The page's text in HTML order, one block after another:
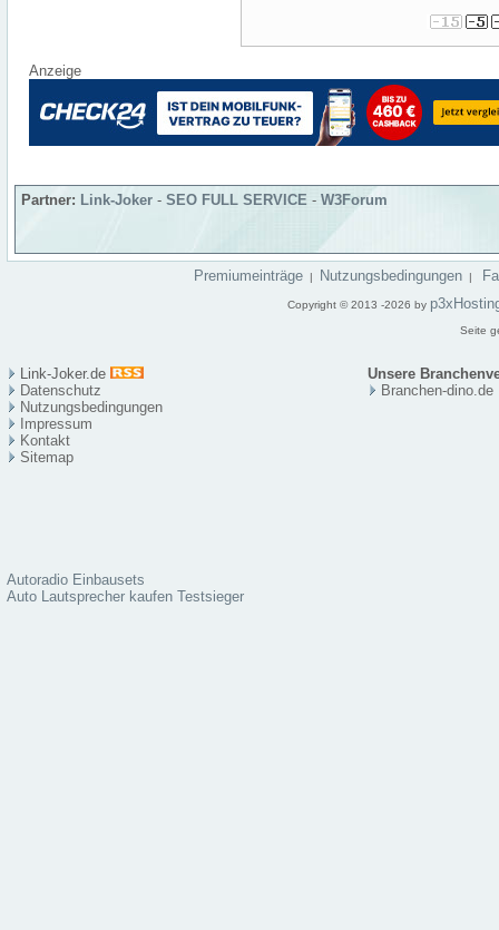
Anzeige
Partner: Link-Joker - SEO FULL SERVICE - W3Forum
Premiumeinträge | Nutzungsbedingungen |
Copyright © 2013 -2026 by
Seite
Link-Joker.de
Unsere
Datenschutz
Nutzungsbedingungen
Impressum
Kontakt
Sitemap
Branchen-dino.de
Autoradio Einbausets
Auto Lautsprecher kaufen Testsieger